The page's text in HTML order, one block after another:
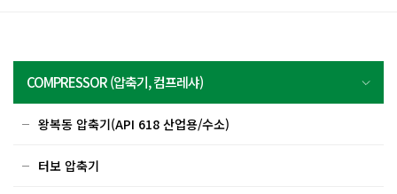
COMPRESSOR (압축기, 컴프레샤)
왕복동 압축기(API 618 산업용/수소)
터보 압축기